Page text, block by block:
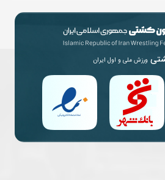
ورزش ملی و اول ایران